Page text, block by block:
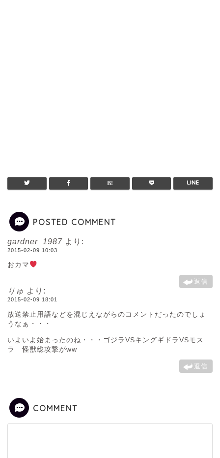
POSTED COMMENT
gardner_1987 より:
2015-02-09 10:03
おカマ
返信
りゅ より:
2015-02-09 18:01
放送禁止用語などを混じえながらのコメントだったのでしょ
うなぁ・・・
いよいよ始まったのね・・・ゴジラVSキングギドラVSモス
ラ 怪獣総攻撃がww
返信
COMMENT